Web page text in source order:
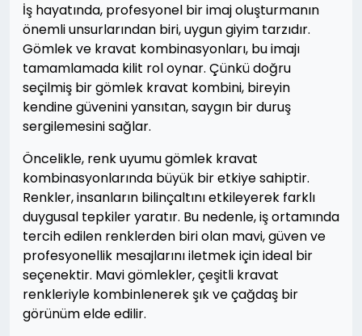
İş hayatında, profesyonel bir imaj oluşturmanın
önemli unsurlarından biri, uygun giyim tarzıdır.
Gömlek ve kravat kombinasyonları, bu imajı
tamamlamada kilit rol oynar. Çünkü doğru
seçilmiş bir gömlek kravat kombini, bireyin
kendine güvenini yansıtan, saygın bir duruş
sergilemesini sağlar.
Öncelikle, renk uyumu gömlek kravat
kombinasyonlarında büyük bir etkiye sahiptir.
Renkler, insanların bilinçaltını etkileyerek farklı
duygusal tepkiler yaratır. Bu nedenle, iş ortamında
tercih edilen renklerden biri olan mavi, güven ve
profesyonellik mesajlarını iletmek için ideal bir
seçenektir. Mavi gömlekler, çeşitli kravat
renkleriyle kombinlenerek şık ve çağdaş bir
görünüm elde edilir.